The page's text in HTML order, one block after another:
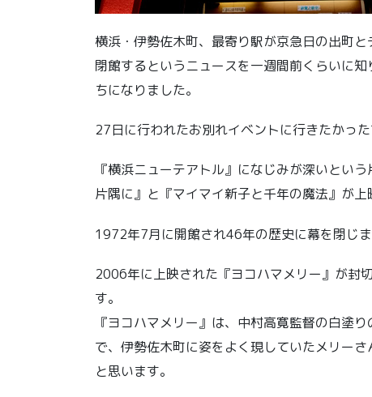
横浜・伊勢佐木町、最寄り駅が京急日の出町
閉館するというニュースを一週間前くらいに
ちになりました。
27日に行われたお別れイベントに行きたかった
『横浜ニューテアトル』になじみが深いとい
片隅に』と『マイマイ新子と千年の魔法』が
1972年7月に開館され46年の歴史に幕を閉じま
2006年に上映された『ヨコハマメリー』が封
す。
『ヨコハマメリー』は、中村高寛監督の白塗
で、伊勢佐木町に姿をよく現していたメリー
と思います。